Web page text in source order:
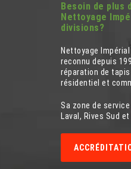
Besoin de plus
Nettoyage
divisions?
Nettoyage
reconnu depuis
réparation de
résidentiel et
Sa zone de
Laval, Rives Sud et